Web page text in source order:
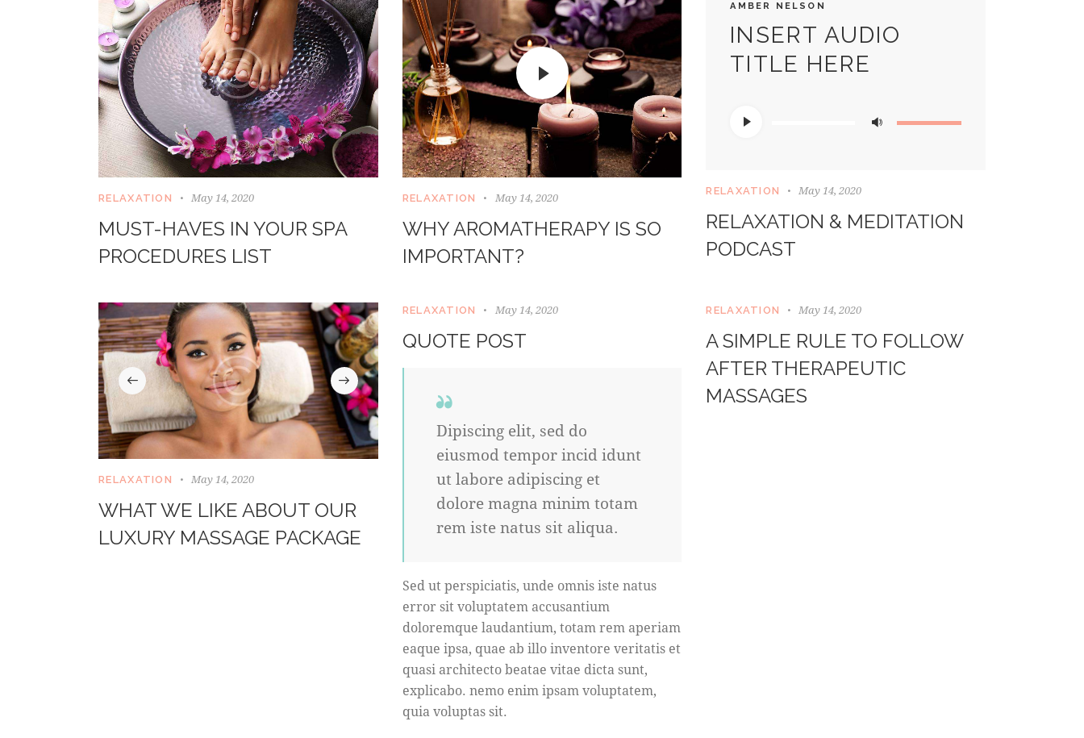
RELAXATION May 14, 2020
MUST-HAVES IN YOUR SPA
PROCEDURES LIST
RELAXATION May 14, 2020
WHY AROMATHERAPY IS SO
IMPORTANT?
AMBER NELSON
INSERT AUDIO
TITLE HERE
Player
increase
RELAXATION May 14, 2020
RELAXATION & MEDITATION
PODCAST
RELAXATION May 14, 2020
WHAT WE LIKE ABOUT OUR
LUXURY MASSAGE PACKAGE
RELAXATION May 14, 2020
QUOTE POST
Dipiscing elit, sed do
eiusmod tempor incid idunt
ut labore adipiscing et
dolore magna minim totam
rem iste natus sit aliqua.
Sed ut perspiciatis, unde omnis iste natus
error sit voluptatem accusantium
doloremque laudantium, totam rem aperiam
eaque ipsa, quae ab illo inventore veritatis et
quasi architecto beatae vitae dicta sunt,
explicabo. nemo enim ipsam voluptatem,
quia voluptas sit.
RELAXATION May 14, 2020
A SIMPLE RULE TO FOLLOW
AFTER THERAPEUTIC
MASSAGES